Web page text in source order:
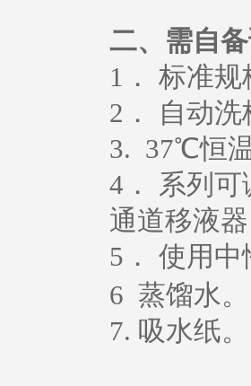
二、需自
1 ． 标准
2 ． 自动
3. 37℃恒
4 ． 系列
通道移液
5 ． 使用中
6 蒸馏水。
7. 吸水纸。